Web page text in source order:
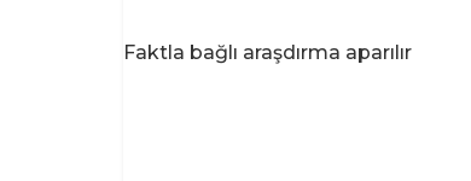
Faktla bağlı araşdırma aparılır